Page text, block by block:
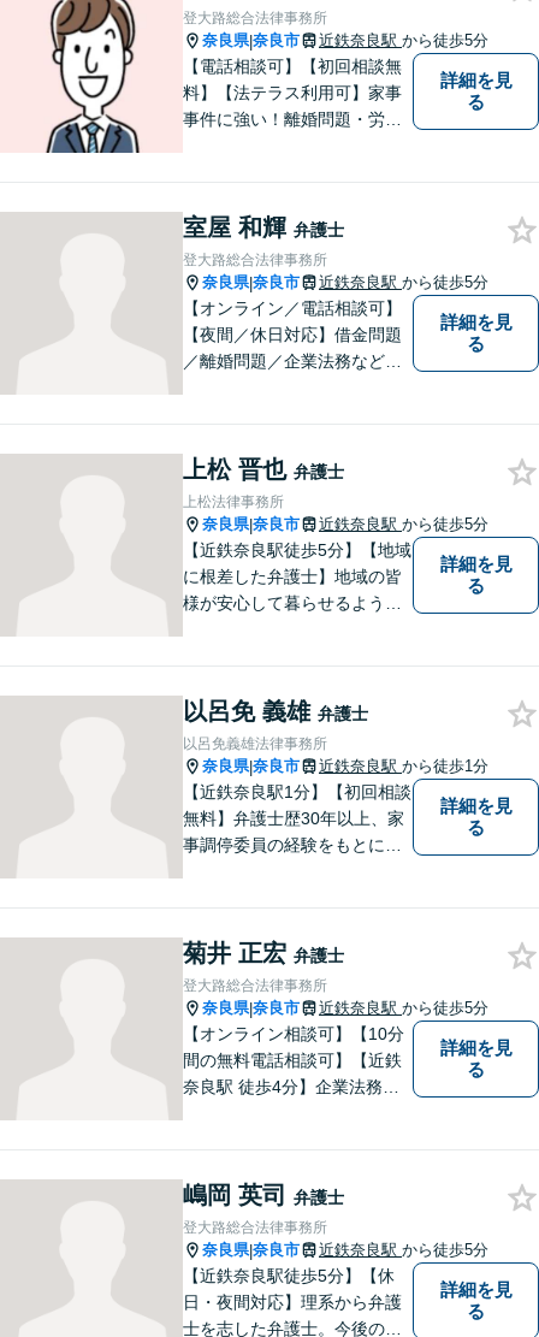
悩みごとがありましたら、お
気軽にご相談ください。
登大路総合法律事務所
奈良県|奈良市 近鉄奈良駅 から徒歩5分
【電話相談可】【初回相談無
料】【法テラス利用可】家事
事件に強い！離婚問題・労働
談しやすい弁護士を目指す
【夜間・休日面談可】【完全
個室】【近鉄奈良駅5分】
詳細を見
る
室屋 和輝 弁護士
登大路総合法律事務所
奈良県|奈良市 近鉄奈良駅 から徒歩5分
【オンライン／電話相談可】
【夜間／休日対応】借金問題
／離婚問題／企業法務など幅
さまに安心を与えることを目
指します。【地域に根差した
弁護士】まずはお気軽にご相
談ください。
詳細を見
る
上松 晋也 弁護士
上松法律事務所
奈良県|奈良市 近鉄奈良駅 から徒歩5分
【近鉄奈良駅徒歩5分】【地域
に根差した弁護士】地域の皆
様が安心して暮らせるように
対応します。【夜間／休日対
応可】法律トラブルでお悩み
の方は、お気軽にご相談くだ
さい。
詳細を見
る
以呂免 義雄 弁護士
以呂免義雄法律事務所
奈良県|奈良市 近鉄奈良駅 から徒歩1分
【近鉄奈良駅1分】【初回相談
無料】弁護士歴30年以上、家
事調停委員の経験をもとに複
発生前のご相談も受け付けて
おります。【電話相談可】
詳細を見
る
菊井 正宏 弁護士
登大路総合法律事務所
奈良県|奈良市 近鉄奈良駅 から徒歩5分
【オンライン相談可】【10分
間の無料電話相談可】【近鉄
奈良駅 徒歩4分】企業法務／
報をご提供します！少しでも
疑問をお持ちの方は、まずご
相談を！
詳細を見
る
嶋岡 英司 弁護士
登大路総合法律事務所
奈良県|奈良市 近鉄奈良駅 から徒歩5分
【近鉄奈良駅徒歩5分】【休
日・夜間対応】理系から弁護
士を志した弁護士。今後の生
詳細を見
る